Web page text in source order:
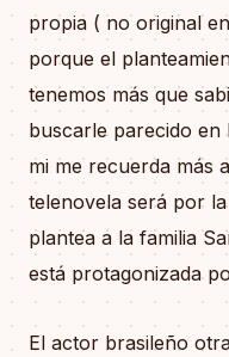
propia ( no original
porque el
tenemos más que
buscarle parecido en
mi me recuerda más a
telenovela será por
plantea a la familia
está protagonizada
El actor brasileño